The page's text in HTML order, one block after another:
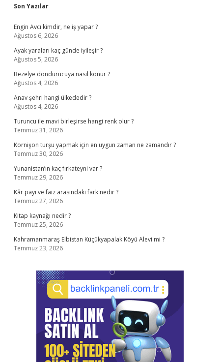
Sidebar
Son Yazılar
Engin Avcı kimdir, ne iş yapar ?
Ağustos 6, 2026
Ayak yaraları kaç günde iyileşir ?
Ağustos 5, 2026
Bezelye dondurucuya nasıl konur ?
Ağustos 4, 2026
Anav şehri hangi ülkededir ?
Ağustos 4, 2026
Turuncu ile mavi birleşirse hangi renk olur ?
Temmuz 31, 2026
Kornişon turşu yapmak için en uygun zaman ne zamandır ?
Temmuz 30, 2026
Yunanistan’ın kaç fırkateyni var ?
Temmuz 29, 2026
Kâr payı ve faiz arasındaki fark nedir ?
Temmuz 27, 2026
Kitap kaynağı nedir ?
Temmuz 25, 2026
Kahramanmaraş Elbistan Küçükyapalak Köyü Alevi mi ?
Temmuz 23, 2026